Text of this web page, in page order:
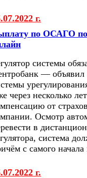
г.
по ОСАГО
системы
— объявил
через несколько
от
Осмотр
в
система
с самого
г.